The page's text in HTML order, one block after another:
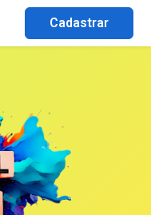
Cadastrar